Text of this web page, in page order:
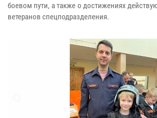
боевом пути, а также о достижениях
ветеранов спецподразделения.